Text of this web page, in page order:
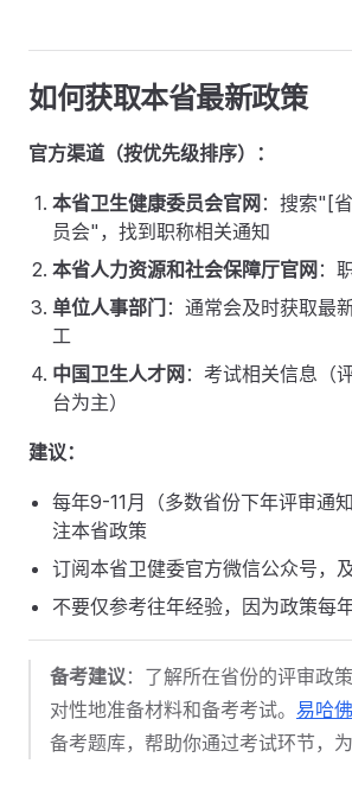
如何获取本省最新政策
官方渠道（按优先级排序）：
本省卫生健康委员会官网 ：搜索"[
员会"，找到职称相关通知
本省人力资源和社会保障厅官网 ：
单位人事部门 ：通常会及时获取最
工
中国卫生人才网 ：考试相关信息（
台为主）
建议：
每年9-11月（多数省份下年评审通
注本省政策
订阅本省卫健委官方微信公众号，
不要仅参考往年经验，因为政策每
备考建议 ：了解所在省份的评审政
对性地准备材料和备考考试。 易哈佛
备考题库，帮助你通过考试环节，为